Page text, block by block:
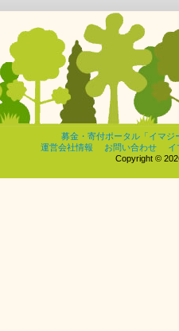
募金・寄付ポータル「イマジ
運営会社情報
お問い合わせ
イ
Copyright ©